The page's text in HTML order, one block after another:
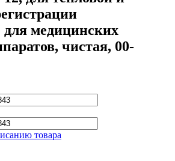
медицинских
чистая, 00-
товара